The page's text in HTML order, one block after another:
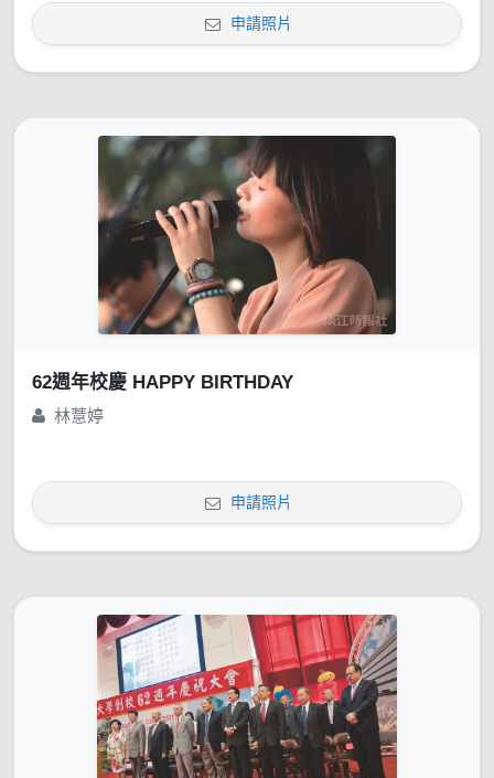
申請照片
62週年校慶 HAPPY BIRTHDAY
林薏婷
申請照片